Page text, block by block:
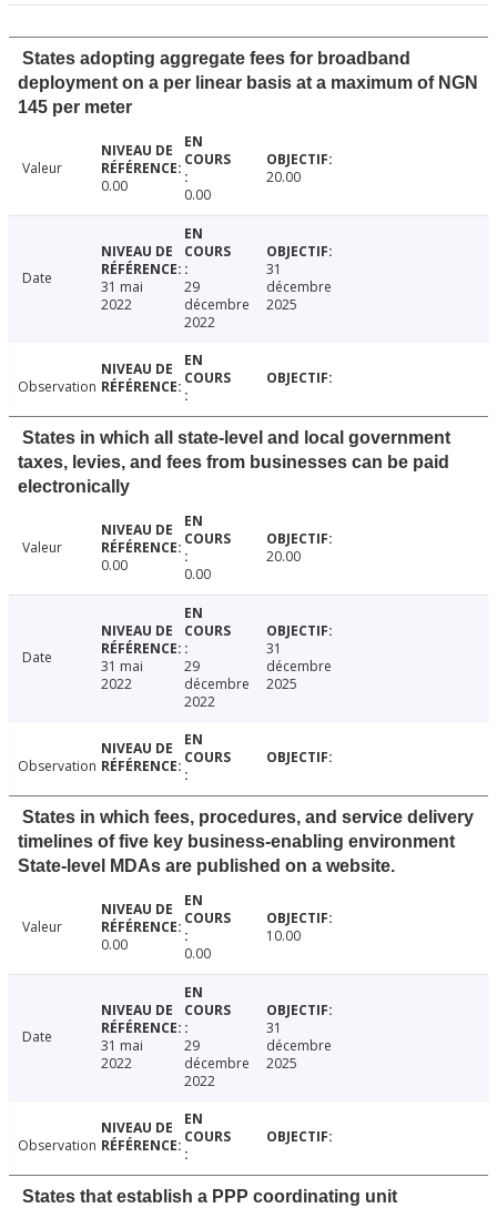
States adopting aggregate fees for broadband
deployment on a per linear basis at a maximum of NGN
145 per meter
Valeur
0.00
0.00
20.00
Date
31 mai
2022
29
décembre
2022
31
décembre
2025
Observation
States in which all state-level and local government
taxes, levies, and fees from businesses can be paid
electronically
Valeur
0.00
0.00
20.00
Date
31 mai
2022
29
décembre
2022
31
décembre
2025
Observation
States in which fees, procedures, and service delivery
timelines of five key business-enabling environment
State-level MDAs are published on a website.
Valeur
0.00
0.00
10.00
Date
31 mai
2022
29
décembre
2022
31
décembre
2025
Observation
States that establish a PPP coordinating unit